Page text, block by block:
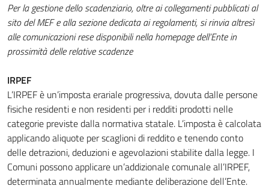
Per la gestione dello scadenziario, oltre ai collegamenti pubblicati al
sito del MEF e alla sezione dedicata ai regolamenti, si rinvia altresì
alle comunicazioni rese disponibili nella homepage dell’Ente in
prossimità delle relative scadenze
IRPEF
L’IRPEF è un’imposta erariale progressiva, dovuta dalle persone
fisiche residenti e non residenti per i redditi prodotti nelle
categorie previste dalla normativa statale. L’imposta è calcolata
applicando aliquote per scaglioni di reddito e tenendo conto
delle detrazioni, deduzioni e agevolazioni stabilite dalla legge. I
Comuni possono applicare un’addizionale comunale all’IRPEF,
determinata annualmente mediante deliberazione dell’Ente.